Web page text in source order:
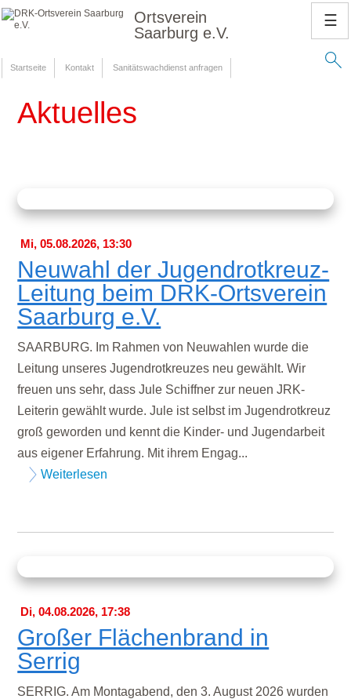
Ortsverein
Saarburg e.V.
Startseite Kontakt Sanitätswachdienst anfragen
☰
Aktuelles
Mi, 05.08.2026, 13:30
Neuwahl der Jugendrotkreuz-
Leitung beim DRK-Ortsverein
Saarburg e.V.
SAARBURG. Im Rahmen von Neuwahlen wurde die
Leitung unseres Jugendrotkreuzes neu gewählt. Wir
freuen uns sehr, dass Jule Schiffner zur neuen JRK-
Leiterin gewählt wurde. Jule ist selbst im Jugendrotkreuz
groß geworden und kennt die Kinder- und Jugendarbeit
aus eigener Erfahrung. Mit ihrem Engag...
Weiterlesen
Di, 04.08.2026, 17:38
Großer Flächenbrand in
Serrig
SERRIG. Am Montagabend, den 3. August 2026 wurden